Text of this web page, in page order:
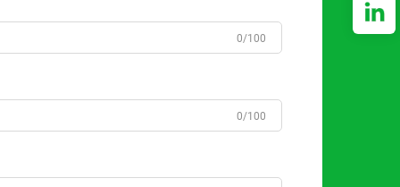
0/100
0/100